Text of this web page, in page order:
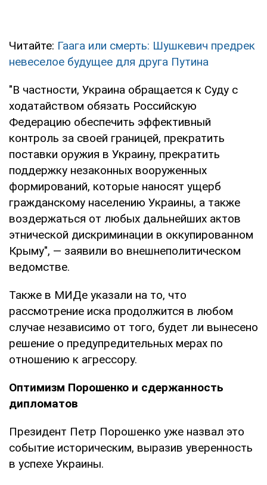
Читайте: Гаага или смерть: Шушкевич предрек
невеселое будущее для друга Путина
"В частности, Украина обращается к Суду с
ходатайством обязать Российскую
Федерацию обеспечить эффективный
контроль за своей границей, прекратить
поставки оружия в Украину, прекратить
поддержку незаконных вооруженных
формирований, которые наносят ущерб
гражданскому населению Украины, а также
воздержаться от любых дальнейших актов
этнической дискриминации в оккупированном
Крыму", — заявили во внешнеполитическом
ведомстве.
Также в МИДе указали на то, что
рассмотрение иска продолжится в любом
случае независимо от того, будет ли вынесено
решение о предупредительных мерах по
отношению к агрессору.
Оптимизм Порошенко и сдержанность
дипломатов
Президент Петр Порошенко уже назвал это
событие историческим, выразив уверенность
в успехе Украины.